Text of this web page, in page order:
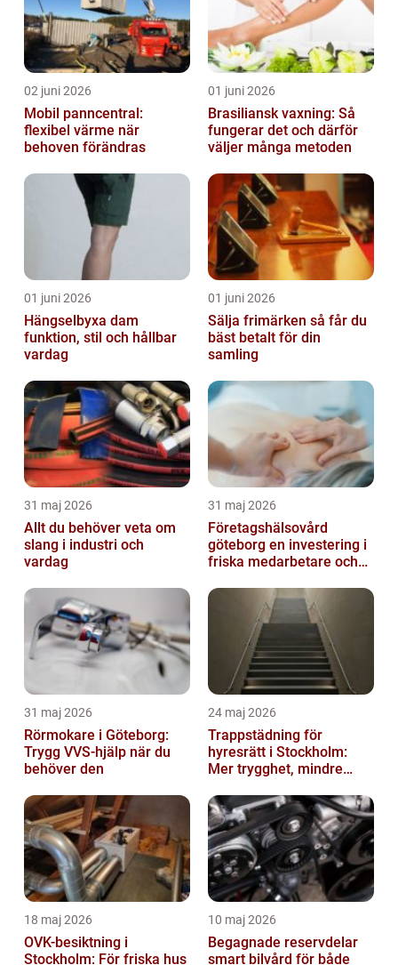
02 juni 2026
Mobil panncentral:
flexibel värme när
behoven förändras
01 juni 2026
Brasiliansk vaxning: Så
fungerar det och därför
väljer många metoden
01 juni 2026
Hängselbyxa dam
funktion, stil och hållbar
vardag
01 juni 2026
Sälja frimärken så får du
bäst betalt för din
samling
31 maj 2026
Allt du behöver veta om
slang i industri och
vardag
31 maj 2026
Företagshälsovård
göteborg en investering i
friska medarbetare och
31 maj 2026
Rörmokare i Göteborg:
Trygg VVS-hjälp när du
behöver den
24 maj 2026
Trappstädning för
hyresrätt i Stockholm:
Mer trygghet, mindre
18 maj 2026
OVK-besiktning i
Stockholm: För friska hus
10 maj 2026
Begagnade reservdelar
smart bilvård för både